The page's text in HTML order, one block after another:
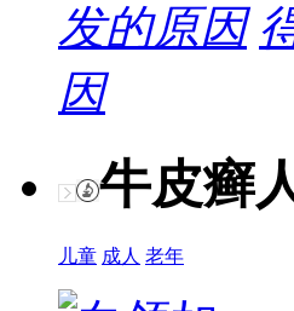
发的原因
因
牛皮癣
儿童 成人 老年